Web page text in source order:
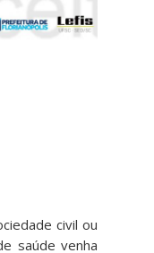
civil ou
saúde venha